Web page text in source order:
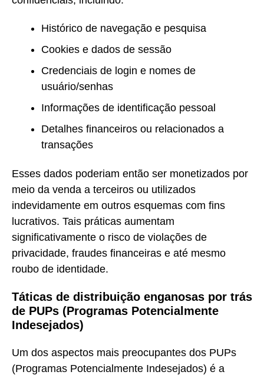
Histórico de navegação e pesquisa
Cookies e dados de sessão
Credenciais de login e nomes de
usuário/senhas
Informações de identificação pessoal
Detalhes financeiros ou relacionados a
transações
Esses dados poderiam então ser monetizados por
meio da venda a terceiros ou utilizados
indevidamente em outros esquemas com fins
lucrativos. Tais práticas aumentam
significativamente o risco de violações de
privacidade, fraudes financeiras e até mesmo
roubo de identidade.
Táticas de distribuição enganosas por trás
de PUPs (Programas Potencialmente
Indesejados)
Um dos aspectos mais preocupantes dos PUPs
(Programas Potencialmente Indesejados) é a